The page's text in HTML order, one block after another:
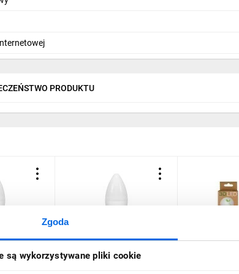
Zgoda
są wykorzystywane pliki cookie
PRODUKTU
40 4,9W
Żarówka LED VALUE
CLASSIC E27 B 40 4,9W